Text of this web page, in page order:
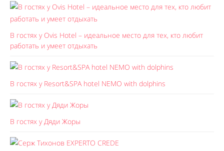
В гостях у Ovis Hotel – идеальное место для тех, кто любит
работать и умеет отдыхать
В гостях у Resort&SPA hotel NEMO with dolphins
В гостях у Дяди Жоры